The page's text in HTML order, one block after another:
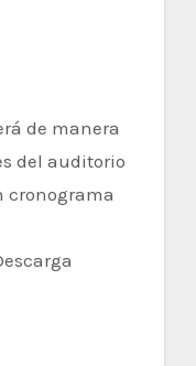
del auditorio
cronograma